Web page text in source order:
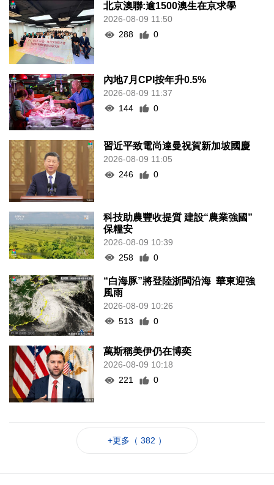
北京澳聯:逾1500澳生在京求學
2026-08-09 11:50
288
0
內地7月CPI按年升0.5%
2026-08-09 11:37
144
0
習近平致電尚達曼祝賀新加坡國慶
2026-08-09 11:05
246
0
科技助農豐收提質 建設“農業強國”
保糧安
2026-08-09 10:39
258
0
“白海豚”將登陸浙閩沿海 華東迎強
風雨
2026-08-09 10:26
513
0
萬斯稱美伊仍在博奕
2026-08-09 10:18
221
0
+更多（ 382 ）